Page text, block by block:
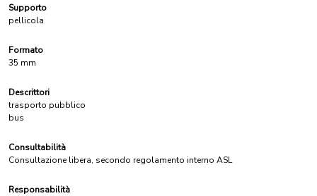
Supporto
pellicola
Formato
35 mm
Descrittori
trasporto pubblico
bus
Consultabilità
Consultazione libera, secondo regolamento interno ASL
Responsabilità